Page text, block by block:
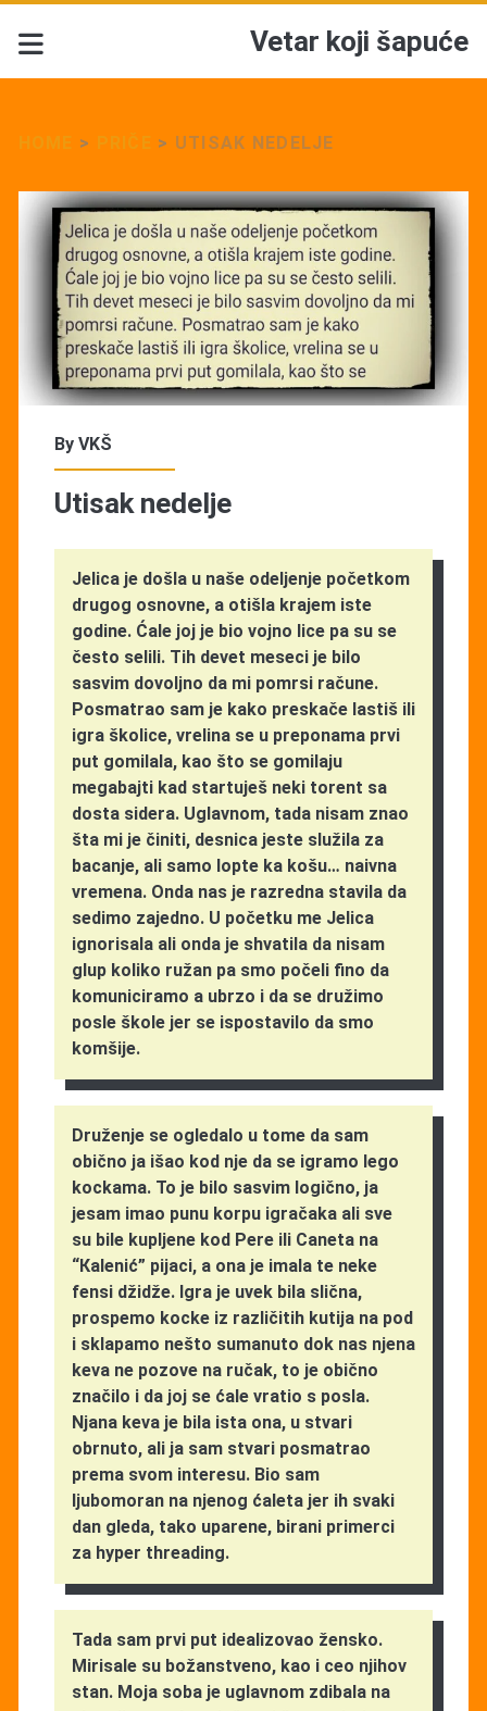
Vetar koji šapuće
> > UTISAK NEDELJE
By VKŠ
Utisak nedelje
Jelica je došla u naše odeljenje početkom
drugog osnovne, a otišla krajem iste
godine. Ćale joj je bio vojno lice pa su se
često selili. Tih devet meseci je bilo
sasvim dovoljno da mi pomrsi račune.
Posmatrao sam je kako preskače lastiš ili
igra školice, vrelina se u preponama prvi
put gomilala, kao što se gomilaju
megabajti kad startuješ neki torent sa
dosta sidera. Uglavnom, tada nisam znao
šta mi je činiti, desnica jeste služila za
bacanje, ali samo lopte ka košu… naivna
vremena. Onda nas je razredna stavila da
sedimo zajedno. U početku me Jelica
ignorisala ali onda je shvatila da nisam
glup koliko ružan pa smo počeli fino da
komuniciramo a ubrzo i da se družimo
posle škole jer se ispostavilo da smo
komšije.
Druženje se ogledalo u tome da sam
obično ja išao kod nje da se igramo lego
kockama. To je bilo sasvim logično, ja
jesam imao punu korpu igračaka ali sve
su bile kupljene kod Pere ili Caneta na
“Кalenić” pijaci, a ona je imala te neke
fensi džidže. Igra je uvek bila slična,
prospemo kocke iz različitih kutija na pod
i sklapamo nešto sumanuto dok nas njena
keva ne pozove na ručak, to je obično
značilo i da joj se ćale vratio s posla.
Njana keva je bila ista ona, u stvari
obrnuto, ali ja sam stvari posmatrao
prema svom interesu. Bio sam
ljubomoran na njenog ćaleta jer ih svaki
dan gleda, tako uparene, birani primerci
za hyper threading.
Tada sam prvi put idealizovao žensko.
Mirisale su božanstveno, kao i ceo njihov
stan. Moja soba je uglavnom zdibala na